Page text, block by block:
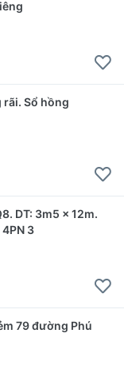
rãi. Sổ hồng
DT: 3m5 x 12m.
3
79 đường Phú